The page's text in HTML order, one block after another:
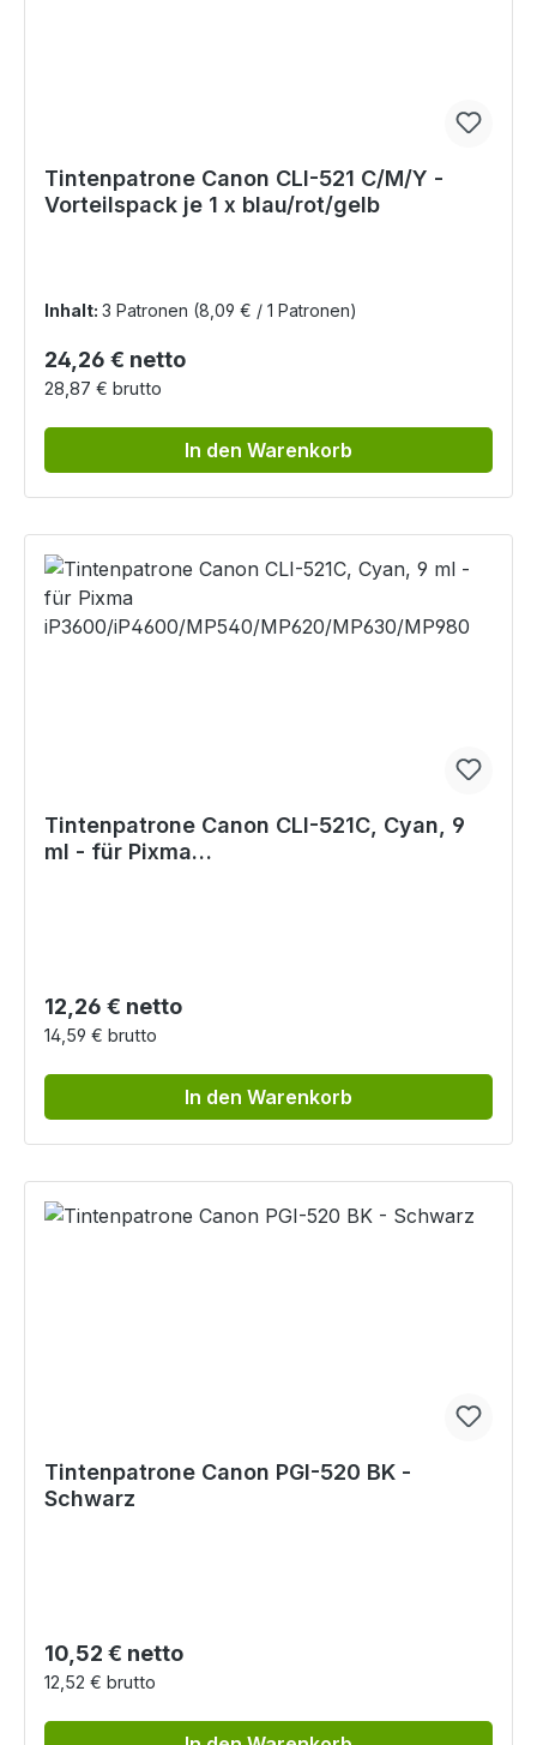
Tintenpatrone Canon CLI-521 C/M/Y -
Vorteilspack je 1 x blau/rot/gelb
Inhalt: 3 Patronen (8,09 € / 1 Patronen)
Regulärer Preis:
24,26 € netto
28,87 € brutto
In den Warenkorb
Tintenpatrone Canon CLI-521C, Cyan, 9
ml - für Pixma
Regulärer Preis:
12,26 € netto
14,59 € brutto
In den Warenkorb
Tintenpatrone Canon PGI-520 BK -
Schwarz
Regulärer Preis:
10,52 € netto
12,52 € brutto